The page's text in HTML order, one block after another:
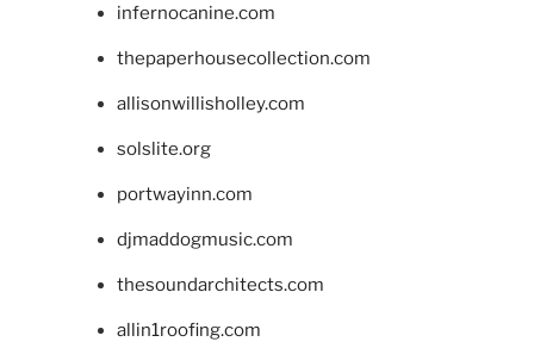
infernocanine.com
thepaperhousecollection.com
allisonwillisholley.com
solslite.org
portwayinn.com
djmaddogmusic.com
thesoundarchitects.com
allin1roofing.com